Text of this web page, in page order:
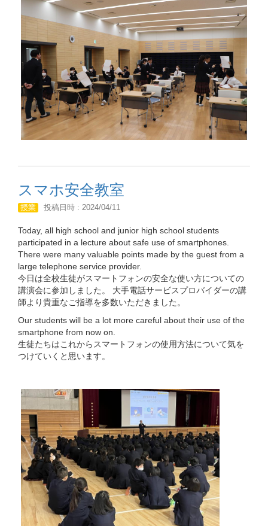
スマホ安全教室
授業 投稿日時 : 2024/04/11
Today, all high school and junior high school students
participated in a lecture about safe use of smartphones.
There were many valuable points made by the guest from a
large telephone service provider.
今日は全校生徒がスマートフォンの安全な使い方についての
講演会に参加しました。 大手電話サービスプロバイダーの講
師より貴重なご指導を多数いただきました。
Our students will be a lot more careful about their use of the
smartphone from now on.
生徒たちはこれからスマートフォンの使用方法について気を
つけていくと思います。